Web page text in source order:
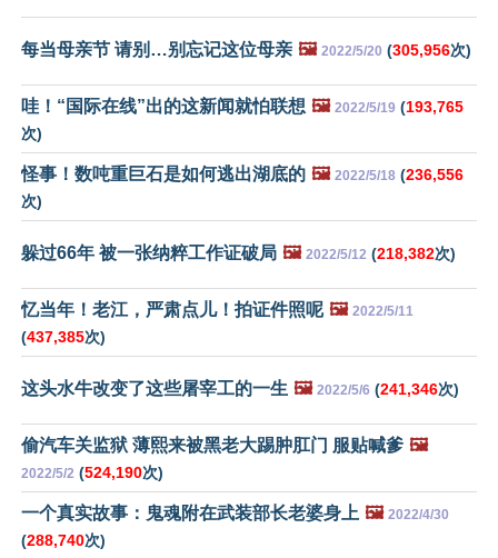
每当母亲节 请别…别忘记这位母亲 🖼️ 2022/5/20 (305,956次)
哇！“国际在线”出的这新闻就怕联想 🖼️ 2022/5/19 (193,765
次)
怪事！数吨重巨石是如何逃出湖底的 🖼️ 2022/5/18 (236,556
次)
躲过66年 被一张纳粹工作证破局 🖼️ 2022/5/12 (218,382次)
忆当年！老江，严肃点儿！拍证件照呢 🖼️ 2022/5/11
(437,385次)
这头水牛改变了这些屠宰工的一生 🖼️ 2022/5/6 (241,346次)
偷汽车关监狱 薄熙来被黑老大踢肿肛门 服贴喊爹 🖼️
2022/5/2 (524,190次)
一个真实故事：鬼魂附在武装部长老婆身上 🖼️ 2022/4/30
(288,740次)